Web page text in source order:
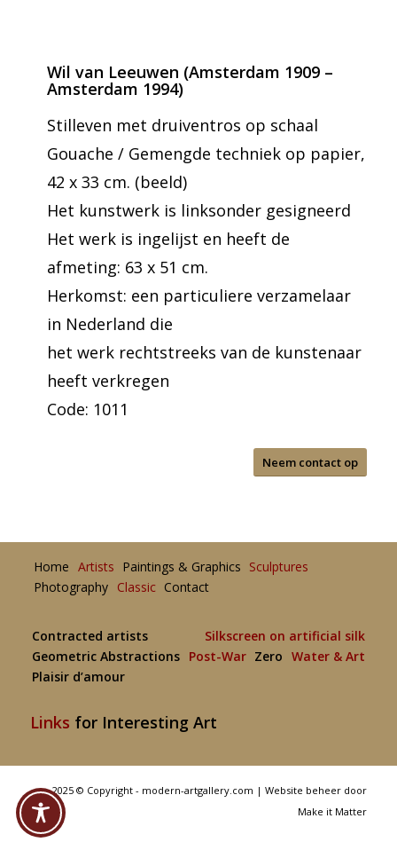
Wil van Leeuwen (Amsterdam 1909 –
Amsterdam 1994)
Stilleven met druiventros op schaal
Gouache / Gemengde techniek op papier,
42 x 33 cm. (beeld)
Het kunstwerk is linksonder gesigneerd
Het werk is ingelijst en heeft de
afmeting: 63 x 51 cm.
Herkomst: een particuliere verzamelaar
in Nederland die
het werk rechtstreeks van de kunstenaar
heeft verkregen
Code: 1011
Neem contact op
Home Artists Paintings & Graphics Sculptures
Photography Classic Contact
Contracted artists
Silkscreen on artificial silk
Geometric Abstractions
Post-War Zero Water & Art
Plaisir d’amour
Links for Interesting Art
2025 © Copyright - modern-artgallery.com |Website beheer door
Make it Matter